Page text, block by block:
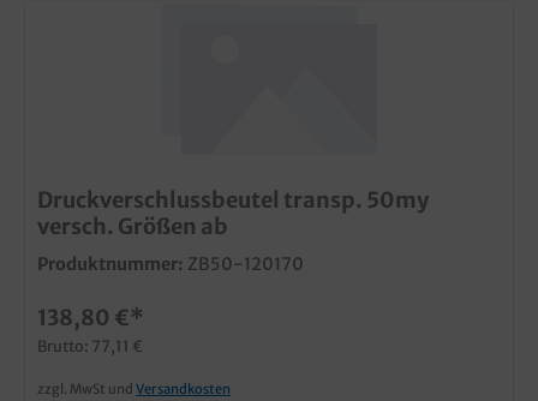
Druckverschlussbeutel transp. 50my
versch. Größen ab
Produktnummer: ZB50-120170
138,80 €*
Brutto: 77,11 €
zzgl. MwSt und Versandkosten